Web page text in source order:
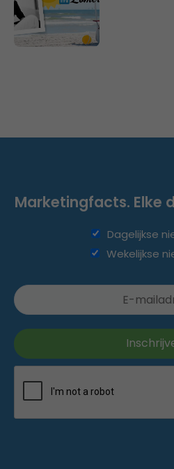
Marketingfacts. Elke
Dagelijkse
Wekelijkse